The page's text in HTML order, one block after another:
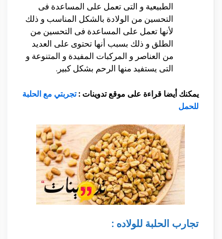
الطبيعية و التى تعمل على المساعدة فى
التحسين من الولادة بالشكل المناسب و ذلك
لأنها تعمل على المساعدة فى التحسين من
الطلق و ذلك بسبب أنها تحتوى على العديد
من العناصر و المركبات المفيدة و المتنوعة و
التى يستفيد منها الرحم بشكل كبير.
يمكنك أيضا قراءة على موقع تدوينات :تجربتي مع الحلبة
للحمل
تجارب الحلبة للولاده :